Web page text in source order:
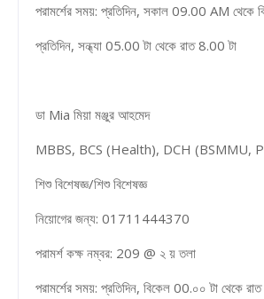
পরামর্শের সময়: প্রতিদিন, সকাল 09.00 AM
প্রতিদিন, সন্ধ্যা 05.00 টা থেকে রাত 8.00 টা
ডা Mia মিয়া মঞ্জুর আহমেদ
MBBS, BCS (Health), DCH (BSMMU,
শিশু বিশেষজ্ঞ/শিশু বিশেষজ্ঞ
নিয়োগের জন্য: 01711444370
পরামর্শ কক্ষ নম্বর: 209 @ ২ য় তলা
পরামর্শের সময়: প্রতিদিন, বিকেল 00.০০ টা থেকে